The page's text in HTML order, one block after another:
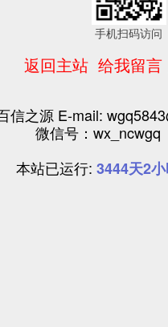
手机扫码访问
返回主站 给我留言
信之源 E-mail:
微信号：wx_ncwgq
本站已运行: 3444天2